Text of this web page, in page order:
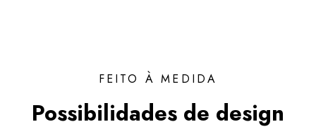
FEITO À MEDIDA
Possibilidades de design